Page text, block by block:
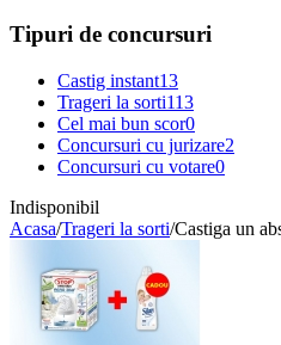
Tipuri de concursuri
Castig instant13
Trageri la sorti113
Cel mai bun scor0
Concursuri cu jurizare2
Concursuri cu votare0
Indisponibil
Acasa/Trageri la sorti/Castiga un